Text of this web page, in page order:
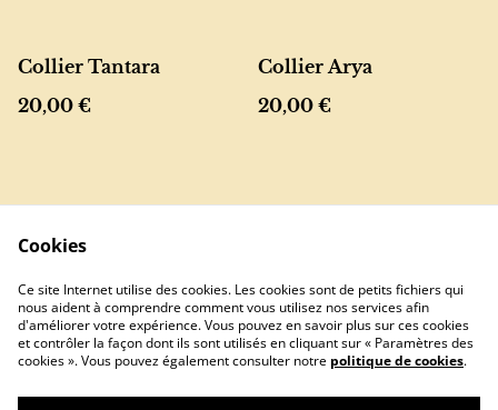
Collier Tantara
20,00 €
Collier Arya
20,00 €
Contactez-nous
Conditions
Politique de
confidentialité
Politique de
cookies
Cookies
Ce site Internet utilise des cookies. Les cookies sont de petits fichiers qui
nous aident à comprendre comment vous utilisez nos services afin
d'améliorer votre expérience. Vous pouvez en savoir plus sur ces cookies
et contrôler la façon dont ils sont utilisés en cliquant sur « Paramètres des
cookies ». Vous pouvez également consulter notre politique de cookies.